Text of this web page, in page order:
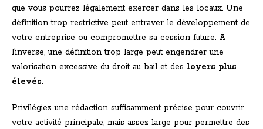
que vous pourrez légalement exercer dans les locaux. Une
définition trop restrictive peut entraver le développement de
votre entreprise ou compromettre sa cession future. À
l’inverse, une définition trop large peut engendrer une
valorisation excessive du droit au bail et des loyers plus
élevés.
Privilégiez une rédaction suffisamment précise pour couvrir
votre activité principale, mais assez large pour permettre des